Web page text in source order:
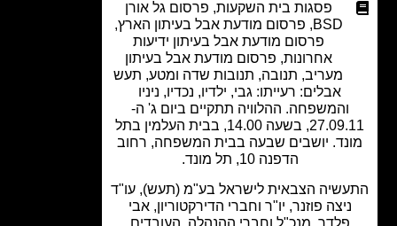
פסגות בית השקעות,פרסום גל אורן
פרסום מודעת אבל בעיתון הארץ,
פרסום מודעת אבל בעיתון ידיעות
אחרונות,פרסום מודעת אבל בעיתון
תנובה, תנובות שדה ומטע,תעש
אבלים: רעייתו: גבי, ילדיו, נכדיו, ניניו
והמשפחה. ההלוויה תתקיים ביום ג' ה-
27.09.11, בשעה 14.00, בבית העלמין בתל
יושבים שבעה בבית המשפחה, רחוב
הצבאית לישראל בע"מ (תעש), עו"ד
ניצה פוזנר, יו"ר וחברי הדירקטוריון, אבי
פלדר, מנכ"ל וחברי ההנהלה, העובדים